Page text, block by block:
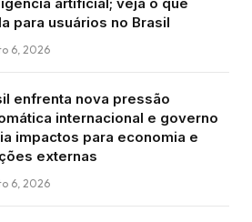
para usuários no Brasil
6, 2026
enfrenta nova pressão
internacional e governo
impactos para economia e
externas
6, 2026